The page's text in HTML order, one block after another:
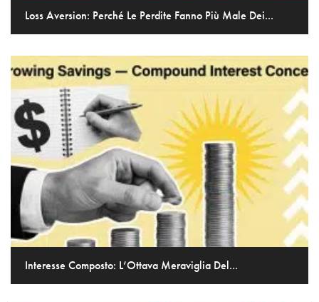
Loss Aversion: Perché Le Perdite Fanno Più Male Dei...
Interesse Composto: L’Ottava Meraviglia Del...